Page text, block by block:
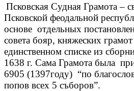
Псковская Судная Грамота –
Псковской феодальной
основе отдельных
совета бояр, княжеских грамот
единственном списке из
1638 г. Сама Грамота была
6905 (1397году) “по
попов всех 5 съборов”.